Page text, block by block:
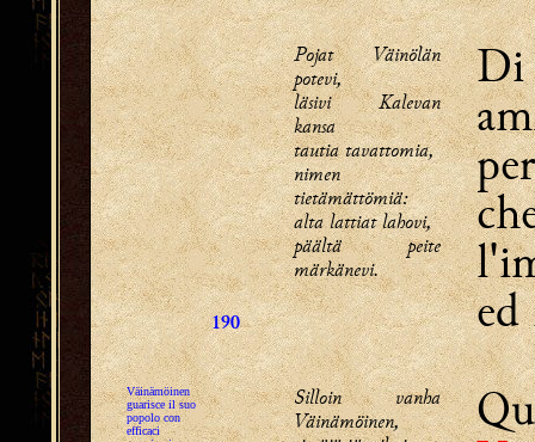
190
Pojat Väinölän
potevi,
läsivi Kalevan
kansa
tautia tavattomia,
nimen
tietämättömiä:
alta lattiat lahovi,
päältä peite
märkänevi.
Väinämöinen
guarisce il suo
popolo con
efficaci
Silloin vanha
Väinämöinen,